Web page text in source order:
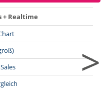
+ Realtime
>